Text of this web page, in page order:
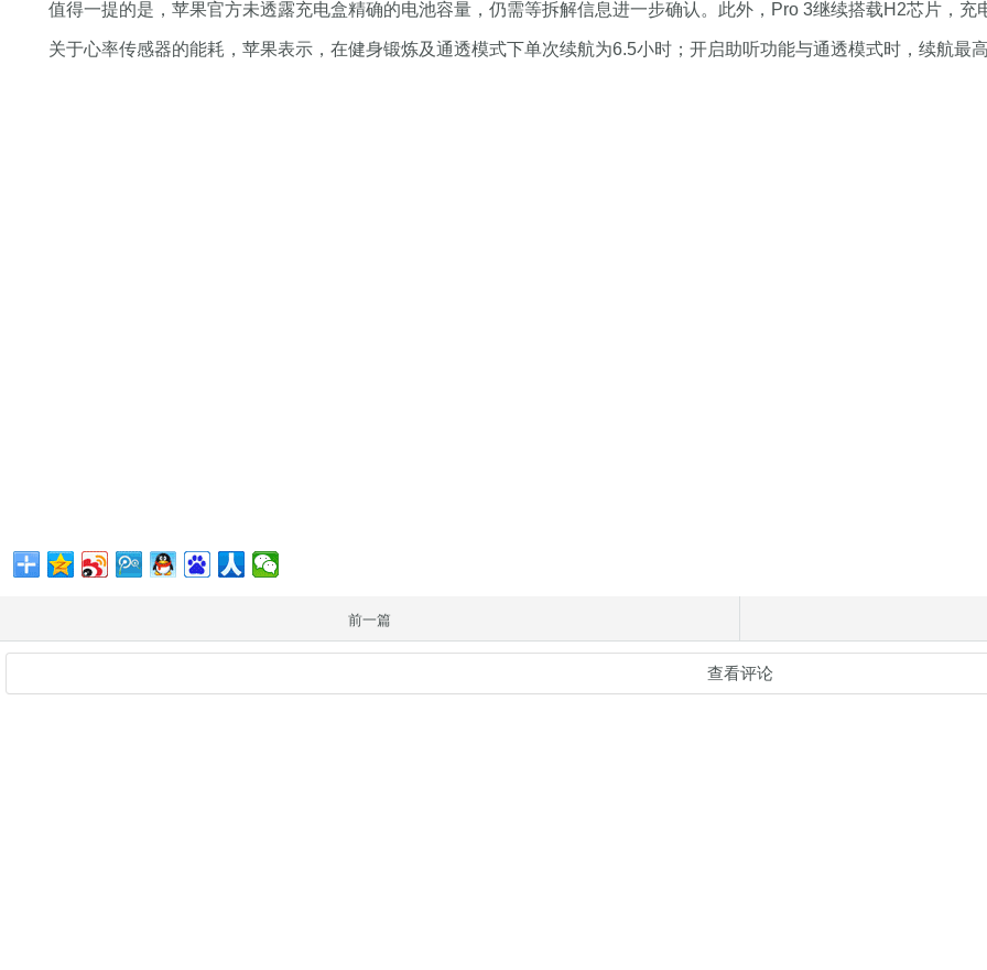
值得一提的是，苹果官方未透露充电盒精确的电池容量，仍需等拆解信息进一步确认。此外，Pro 3继续搭载H2芯片，
关于心率传感器的能耗，苹果表示，在健身锻炼及通透模式下单次续航为6.5小时；开启助听功能与通透模式时，续航最
前一篇
查看评论